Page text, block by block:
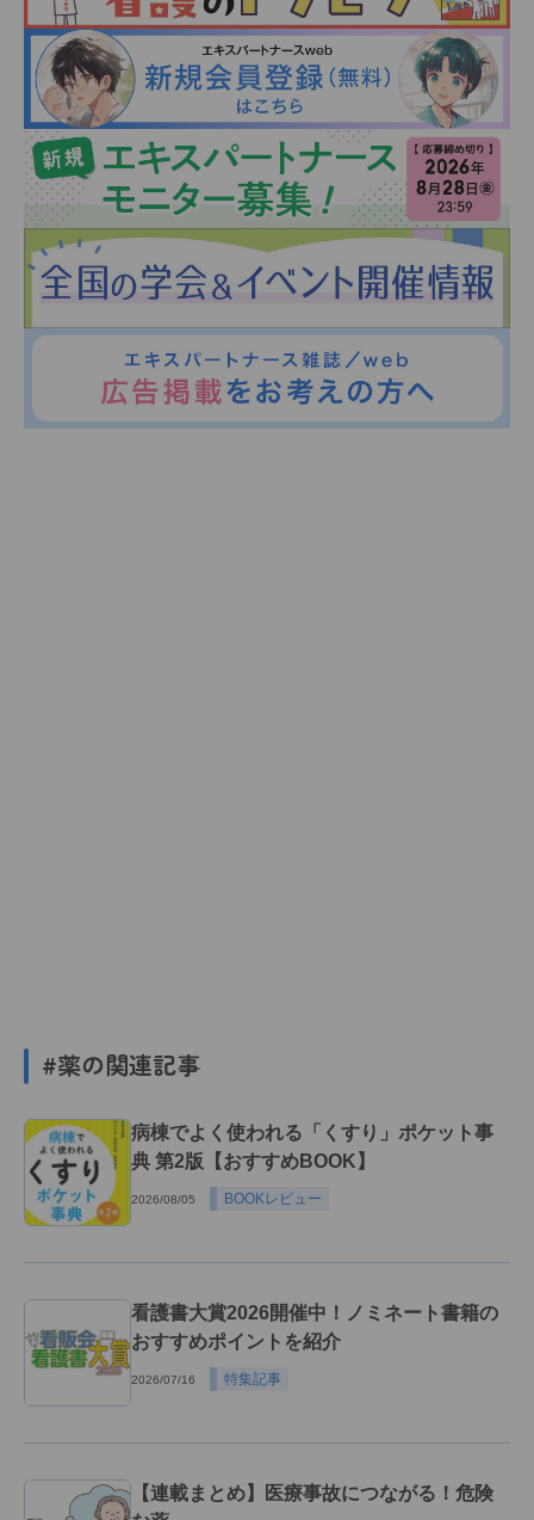
#薬の関連記事
病棟でよく使われる「くすり」ポケット事
典 第2版【おすすめBOOK】
2026/08/05 BOOKレビュー
看護書大賞2026開催中！ノミネート書籍の
おすすめポイントを紹介
2026/07/16 特集記事
【連載まとめ】医療事故につながる！危険